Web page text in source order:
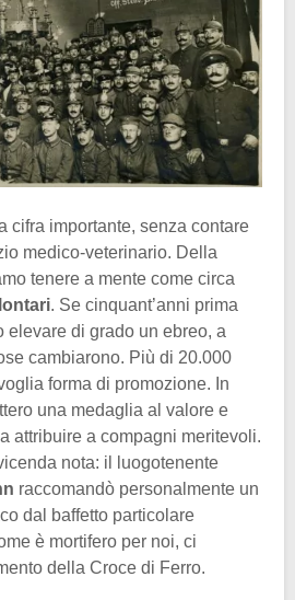
cifra importante, senza contare
medico-veterinario. Della
tenere a mente come circa
. Se cinquant’anni prima
elevare di grado un ebreo, a
cambiarono. Più di 20.000
forma di promozione. In
una medaglia al valore e
attribuire a compagni meritevoli.
nota: il luogotenente
raccomandò personalmente un
dal baffetto particolare
è mortifero per noi, ci
della Croce di Ferro.